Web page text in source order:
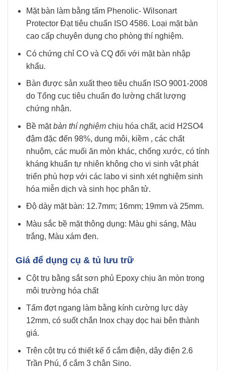
Mặt bàn làm bằng tấm Phenolic- Wilsonart
Protector Đạt tiêu chuẩn ISO 4586. Loại mặt bàn
cao cấp chuyên dụng cho phòng thí nghiệm.
Có chứng chỉ CO và CQ đối với mặt bàn nhập
khẩu.
Bàn được sản xuất theo tiêu chuẩn ISO 9001-2008
do Tổng cục tiêu chuẩn đo lường chất lượng
chứng nhận.
Bề mặtbàn thí nghiệmchịu hóa chất, acid H2SO4
đậm đặc đến 98%, dung môi, kiềm , các chất
nhuộm, các muối ăn mòn khác, chống xước, có tính
kháng khuẩn tự nhiên không cho vi sinh vật phát
triển phù hợp với các labo vi sinh xét nghiệm sinh
hóa miễn dịch và sinh học phân tử.
Độ dày mặt bàn: 12.7mm; 16mm; 19mm và 25mm.
Màu sắc bề mặt thông dụng: Màu ghi sáng, Màu
trắng, Màu xám đen.
Giá để dụng cụ & tủ lưu trữ
Cột trụ bằng sắt sơn phủ Epoxy chịu ăn mòn trong
môi trường hóa chất
Tấm đợt ngang làm bằng kính cường lực dày
12mm, có suốt chắn Inox chạy dọc hai bên thành
giá.
Trên cột trụ có thiết kế ổ cắm điện, dây điện 2.6
Trần Phú, ổ cắm 3 chân Sino.